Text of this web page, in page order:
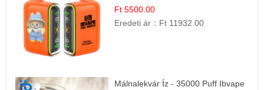
Gyümölcs Élmény!
Ft 5500.00
Eredeti ár： Ft 11932.00
Málnalekvár Íz - 35000 Puff Ibvape